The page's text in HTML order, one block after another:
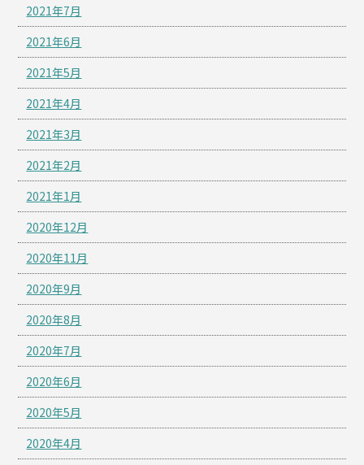
2021年7月
2021年6月
2021年5月
2021年4月
2021年3月
2021年2月
2021年1月
2020年12月
2020年11月
2020年9月
2020年8月
2020年7月
2020年6月
2020年5月
2020年4月